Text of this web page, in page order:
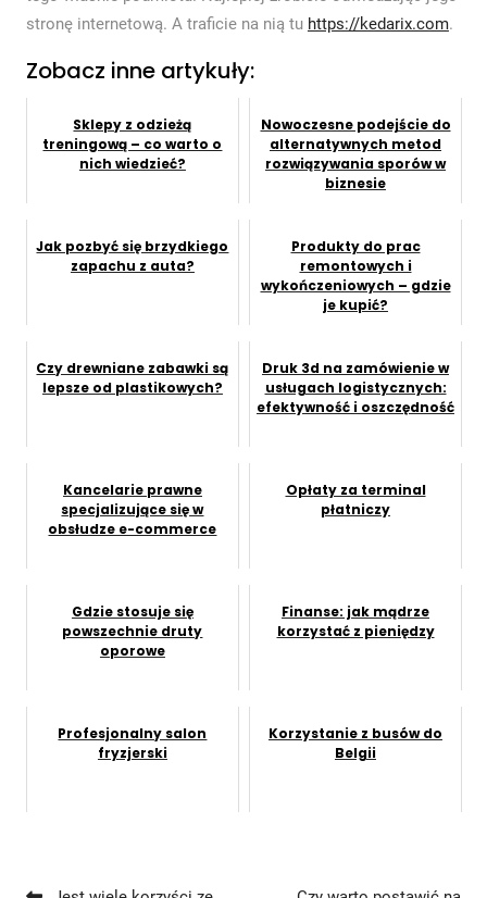
stronę internetową. A traficie na nią tu https://kedarix.com.
Zobacz inne artykuły:
Sklepy z odzieżą
treningową – co warto o
nich wiedzieć?
Nowoczesne podejście do
alternatywnych metod
rozwiązywania sporów w
biznesie
Jak pozbyć się brzydkiego
zapachu z auta?
Produkty do prac
remontowych i
wykończeniowych – gdzie
je kupić?
Czy drewniane zabawki są
lepsze od plastikowych?
Druk 3d na zamówienie w
usługach logistycznych:
efektywność i oszczędność
Kancelarie prawne
specjalizujące się w
obsłudze e-commerce
Opłaty za terminal
płatniczy
Gdzie stosuje się
powszechnie druty
oporowe
Finanse: jak mądrze
korzystać z pieniędzy
Profesjonalny salon
fryzjerski
Korzystanie z busów do
Belgii